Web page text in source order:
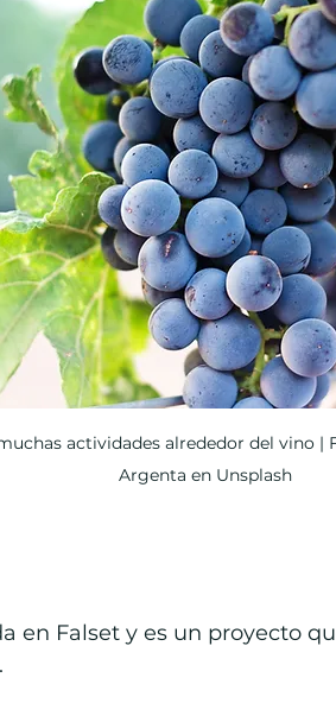
actividades alrededor del vino |
Argenta en Unsplash
en Falset y es un proyecto
.